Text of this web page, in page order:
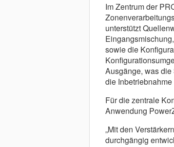
Im Zentrum der
unterstützt
sowie die
Ausgänge, was
die
Für die zentrale
Anwendung
„Mit den
durchgängig